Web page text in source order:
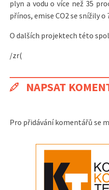
plyn a vodu o více než 35
přínos, emise CO2 se snížily o
O dalších projektech této
/zr(
NAPSAT
Pro přidávání komentářů se